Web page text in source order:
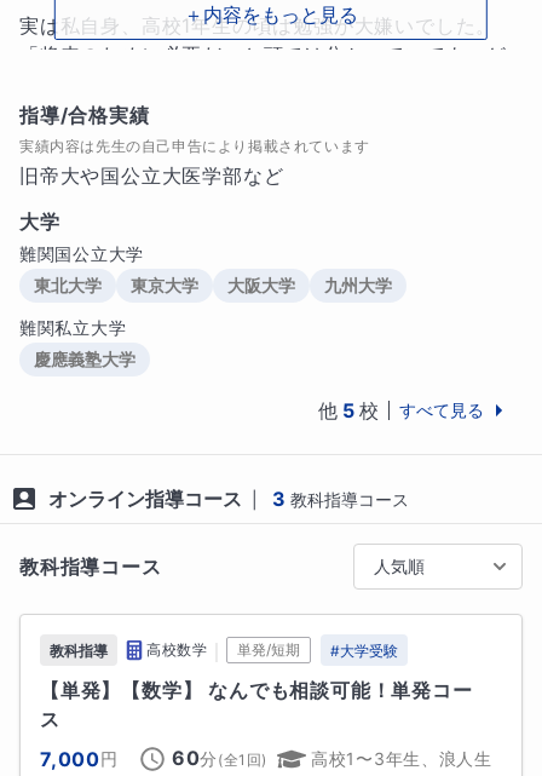
実は私自身、高校1年生の頃は勉強が大嫌いでした。
「将来のために必要だ」と頭では分かっていても、ど
だからこそ、 「机に向かうのが苦痛」「やらなきゃい
けないのに動けない」 そんな生徒さんの気持ちが、痛
「わからない」の正体を一緒に見つけ、もう一度走り
出すためのサポートを全力で努めます。
【勉強が嫌いになる本当の理由】
私が考える、勉強が嫌いになる一番の原因は「成長を
実感できず、楽しいと思えないこと」です。
頑張っているのに、できるようになった気がしない
解説を読んでも、何が分からないのかすら分からない
これでは、勉強が苦行になってしまうのも無理はあり
た！」「できた！」という実感を積み重ね、最短距離
で成功体験を持ってもらうことを何より大切にしてい
ます。
【エピソード：偏差値が上がるのは「ゲーム」と同
＋内容をもっと見る
指導/合格実績
実績内容は先生の自己申告により掲載されています
旧帝大や国公立大医学部など
大学
難関国公立大学
東北大学
東京大学 大阪大学 九州大学
難関私立大学
慶應義塾大学
他 5 校 すべて見る
オンライン指導コース 3 教科指導コース
教科指導コース 人気順
教科指導 高校数学 単発/短期 #大学受験
【単発】【数学】 なんでも相談可能！単発コー
ス
7,000円 60分 (全1 回)
高校1〜3年生、浪人生